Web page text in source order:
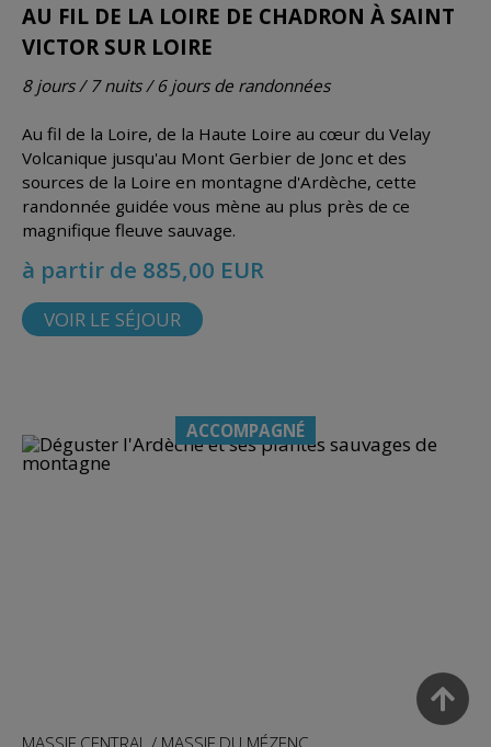
AU FIL DE LA LOIRE DE CHADRON À SAINT
VICTOR SUR LOIRE
8 jours / 7 nuits / 6 jours de randonnées
Au fil de la Loire, de la Haute Loire au cœur du Velay
Volcanique jusqu'au Mont Gerbier de Jonc et des
sources de la Loire en montagne d'Ardèche, cette
randonnée guidée vous mène au plus près de ce
magnifique fleuve sauvage.
à partir de 885,00 EUR
VOIR LE SÉJOUR
ACCOMPAGNÉ
MASSIF CENTRAL / MASSIF DU MÉZENC